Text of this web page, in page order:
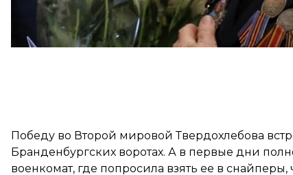
Победу во Второй мировой Твердохлебова
Бранденбургских воротах. А в первые дни
военкомат, где попросила взять ее в снайперы,